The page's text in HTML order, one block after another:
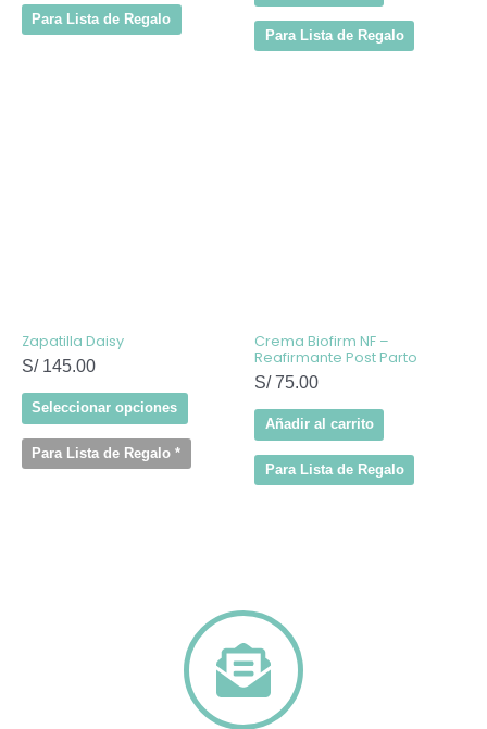
Para Lista de Regalo
Para Lista de Regalo
Zapatilla Daisy
S/145.00
Seleccionar opciones
Para Lista de Regalo *
Crema Biofirm NF –
Reafirmante Post Parto
S/75.00
Añadir al carrito
Para Lista de Regalo